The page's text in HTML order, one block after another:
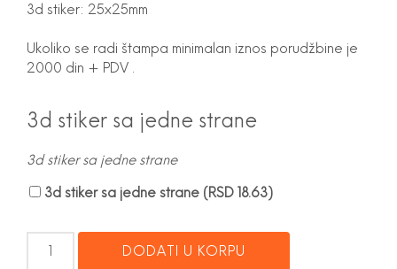
3d stiker: 25x25mm
Ukoliko se radi štampa minimalan iznos porudžbine je
2000 din + PDV .
3d stiker sa jedne strane
3d stiker sa jedne strane
3d stiker sa jedne strane (RSD 18.63)
222-
DODATI U KORPU